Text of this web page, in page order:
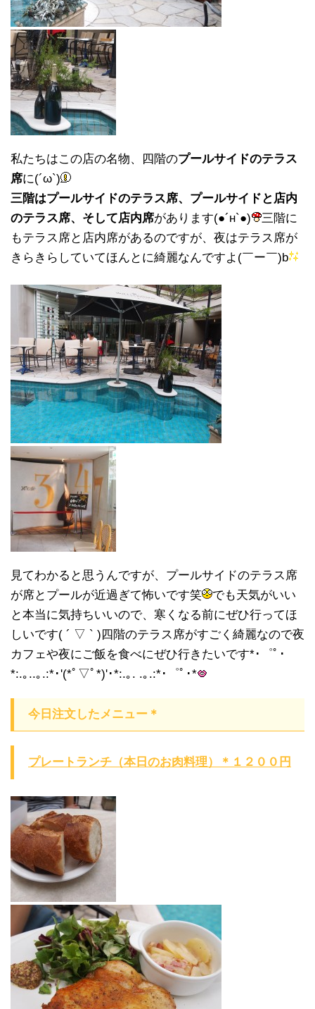
私たちはこの店の名物、四階のプールサイドのテラス
席に(´ω`)
三階はプールサイドのテラス席、プールサイドと店内
のテラス席、そして店内席があります(●´н`●)
三階に
もテラス席と店内席があるのですが、夜はテラス席が
きらきらしていてほんとに綺麗なんですよ(￣ー￣)b
見てわかると思うんですが、プールサイドのテラス席
が席とプールが近過ぎて怖いです笑
でも天気がいい
と本当に気持ちいいので、寒くなる前にぜひ行ってほ
しいです( ´ ▽ ` )四階のテラス席がすごく綺麗なので夜
カフェや夜にご飯を食べにぜひ行きたいです*･゜ﾟ･
*:.｡..｡.:*･'(*ﾟ▽ﾟ*)'･*:.｡. .｡.:*･゜ﾟ･*
今日注文したメニュー＊
プレートランチ（本日のお肉料理）＊１２００円